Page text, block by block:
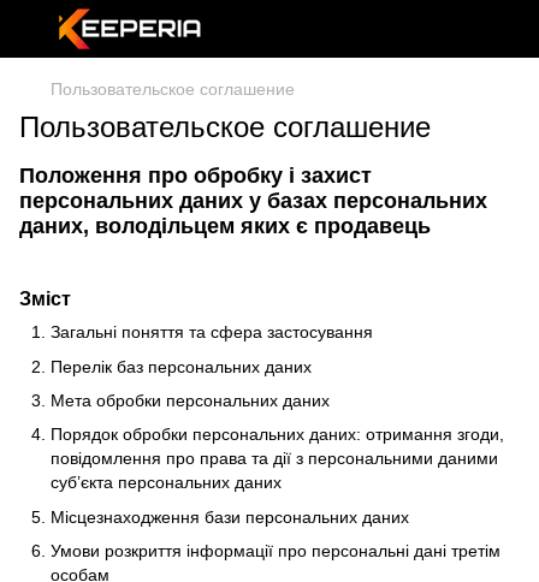
Пользовательское соглашение
Пользовательское соглашение
Положення про обробку і захист
персональних даних у базах персональних
даних, володільцем яких є продавець
Зміст
Загальні поняття та сфера застосування
Перелік баз персональних даних
Мета обробки персональних даних
Порядок обробки персональних даних: отримання згоди,
повідомлення про права та дії з персональними даними
суб’єкта персональних даних
Місцезнаходження бази персональних даних
Умови розкриття інформації про персональні дані третім
особам